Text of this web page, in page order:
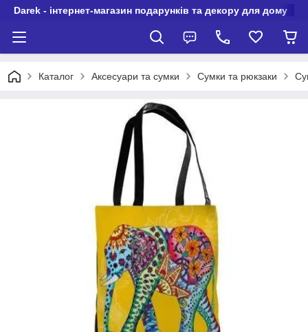
Darek - інтернет-магазин подарунків та декору для дому
Каталог Аксесуари та сумки Сумки та рюкзаки